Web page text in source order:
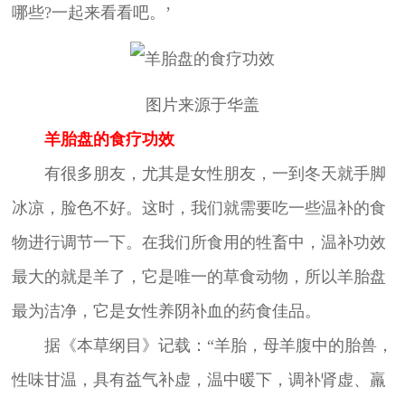
哪些?一起来看看吧。’
图片来源于华盖
羊胎盘的食疗功效
有很多朋友，尤其是女性朋友，一到冬天就手脚
冰凉，脸色不好。这时，我们就需要吃一些温补的食
物进行调节一下。在我们所食用的牲畜中，温补功效
最大的就是羊了，它是唯一的草食动物，所以羊胎盘
最为洁净，它是女性养阴补血的药食佳品。
据《本草纲目》记载：“羊胎，母羊腹中的胎兽，
性味甘温，具有益气补虚，温中暖下，调补肾虚、羸